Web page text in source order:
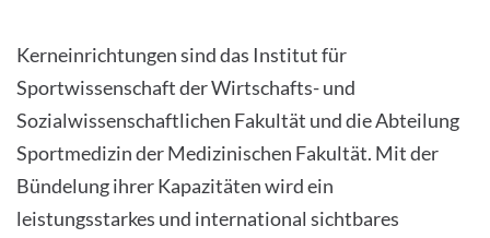
Kerneinrichtungen sind das Institut für
Sportwissenschaft der Wirtschafts- und
Sozialwissenschaftlichen Fakultät und die Abteilung
Sportmedizin der Medizinischen Fakultät. Mit der
Bündelung ihrer Kapazitäten wird ein
leistungsstarkes und international sichtbares